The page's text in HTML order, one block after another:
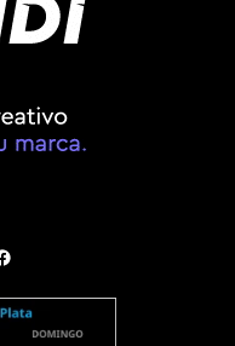
electrónico